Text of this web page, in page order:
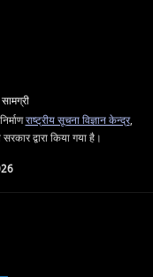
राष्ट्रीय सूचना विज्ञान केन्द्र,
द्वारा किया गया है।